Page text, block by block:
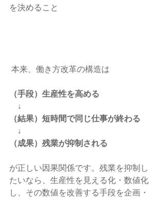
を決めること
本来、働き方改革の構造は
（手段）生産性を高める
↓
（結果）短時間で同じ仕事が終わる
↓
（成果）残業が抑制される
が正しい因果関係です。残業を抑制し
たいなら、生産性を見える化・数値化
し、その数値を改善する手段を企画・